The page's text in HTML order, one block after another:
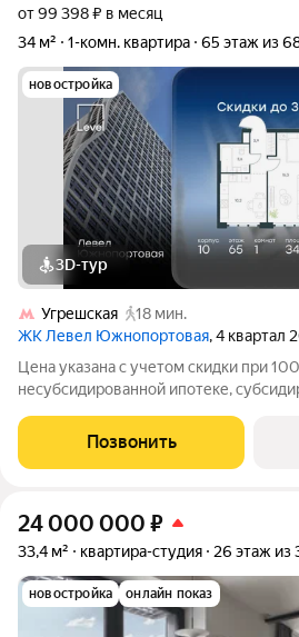
от 99 398 ₽ в месяц
34 м²
1-комн. квартира 65 этаж из
новостройка
3D-тур
Угрешская
18 мин.
ЖК Левел Южнопортовая, 4 квартал
Цена указана с учетом скидки при
несубсидированной ипотеке,
личном кабинете до обращения за
части района Печатники
Позвонить
24 000 000 ₽
33,4 м² квартира-студия 26 этаж из
новостройка онлайн показ